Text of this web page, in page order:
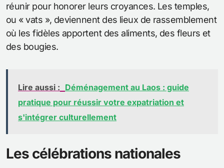
réunir pour honorer leurs croyances. Les temples,
ou « vats », deviennent des lieux de rassemblement
où les fidèles apportent des aliments, des fleurs et
des bougies.
Lire aussi : Déménagement au Laos : guide
pratique pour réussir votre expatriation et
s'intégrer culturellement
Les célébrations nationales